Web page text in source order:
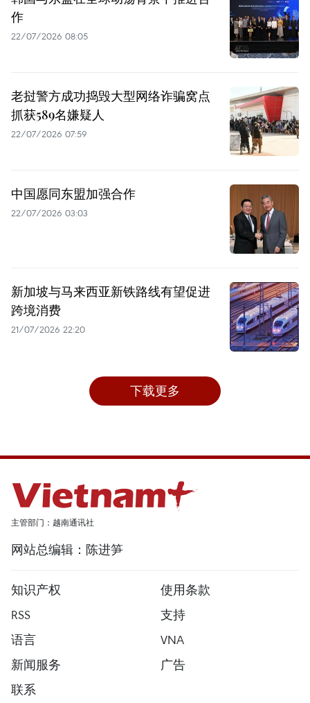
作
22/07/2026 08:05
老挝警方成功捣毁大型网络诈骗窝点
抓获589名嫌疑人
22/07/2026 07:59
中国愿同东盟加强合作
22/07/2026 03:03
新加坡与马来西亚新铁路线有望促进
跨境消费
21/07/2026 22:20
下载更多
主管部门：越南通讯社
网站总编辑：陈进笋
知识产权
使用条款
RSS
支持
语言
VNA
新闻服务
广告
联系